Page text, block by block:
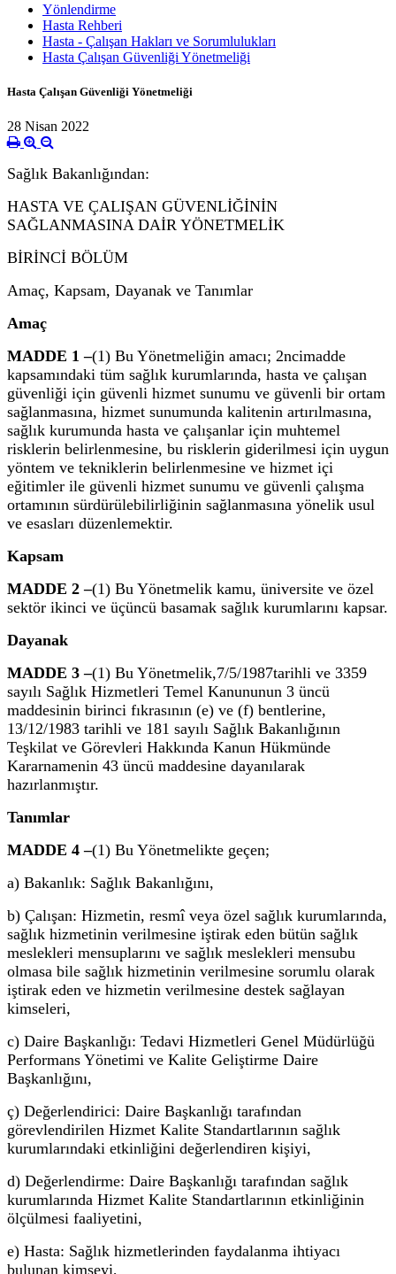
Yönlendirme
Hasta Rehberi
Hasta - Çalışan Hakları ve Sorumlulukları
Hasta Çalışan Güvenliği Yönetmeliği
Hasta Çalışan Güvenliği Yönetmeliği
28 Nisan 2022
Sağlık Bakanlığından:
HASTA VE ÇALIŞAN GÜVENLİĞİNİN
SAĞLANMASINA DAİR YÖNETMELİK
BİRİNCİ BÖLÜM
Amaç, Kapsam, Dayanak ve Tanımlar
Amaç
MADDE 1 –(1) Bu Yönetmeliğin amacı; 2ncimadde
kapsamındaki tüm sağlık kurumlarında, hasta ve çalışan
güvenliği için güvenli hizmet sunumu ve güvenli bir ortam
sağlanmasına, hizmet sunumunda kalitenin artırılmasına,
sağlık kurumunda hasta ve çalışanlar için muhtemel
risklerin belirlenmesine, bu risklerin giderilmesi için uygun
yöntem ve tekniklerin belirlenmesine ve hizmet içi
eğitimler ile güvenli hizmet sunumu ve güvenli çalışma
ortamının sürdürülebilirliğinin sağlanmasına yönelik usul
ve esasları düzenlemektir.
Kapsam
MADDE 2 –(1) Bu Yönetmelik kamu, üniversite ve özel
sektör ikinci ve üçüncü basamak sağlık kurumlarını kapsar.
Dayanak
MADDE 3 –(1) Bu Yönetmelik,7/5/1987tarihli ve 3359
sayılı Sağlık Hizmetleri Temel Kanununun 3 üncü
maddesinin birinci fıkrasının (e) ve (f) bentlerine,
13/12/1983 tarihli ve 181 sayılı Sağlık Bakanlığının
Teşkilat ve Görevleri Hakkında Kanun Hükmünde
Kararnamenin 43 üncü maddesine dayanılarak
hazırlanmıştır.
Tanımlar
MADDE 4 –(1) Bu Yönetmelikte geçen;
a) Bakanlık: Sağlık Bakanlığını,
b) Çalışan: Hizmetin, resmî veya özel sağlık kurumlarında,
sağlık hizmetinin verilmesine iştirak eden bütün sağlık
meslekleri mensuplarını ve sağlık meslekleri mensubu
olmasa bile sağlık hizmetinin verilmesine sorumlu olarak
iştirak eden ve hizmetin verilmesine destek sağlayan
kimseleri,
c) Daire Başkanlığı: Tedavi Hizmetleri Genel Müdürlüğü
Performans Yönetimi ve Kalite Geliştirme Daire
Başkanlığını,
ç) Değerlendirici: Daire Başkanlığı tarafından
görevlendirilen Hizmet Kalite Standartlarının sağlık
kurumlarındaki etkinliğini değerlendiren kişiyi,
d) Değerlendirme: Daire Başkanlığı tarafından sağlık
kurumlarında Hizmet Kalite Standartlarının etkinliğinin
ölçülmesi faaliyetini,
e) Hasta: Sağlık hizmetlerinden faydalanma ihtiyacı
bulunan kimseyi,